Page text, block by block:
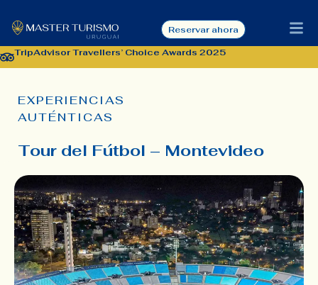
Reservar ahora
TripAdvisor Travellers’ Choice Awards 2025
EXPERIENCIAS
AUTÉNTICAS
Tour del Fútbol – Montevideo